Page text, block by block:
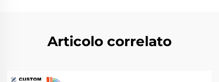
Articolo correlato